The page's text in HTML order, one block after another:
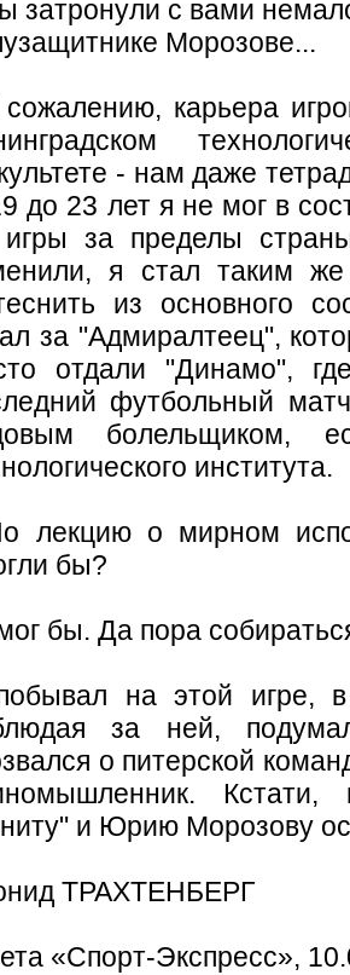
затронули с вами
Морозове...
карьера
- нам даже
до 23 лет я не мог в
за пределы
я стал таким
из основного
за "Адмиралтеец",
отдали "Динамо",
футбольный
болельщиком,
института.
лекцию о мирном
бы?
бы. Да пора
на этой игре,
за ней,
о питерской
и Юрию Морозову
ТРАХТЕНБЕРГ
«Спорт-Экспресс»,